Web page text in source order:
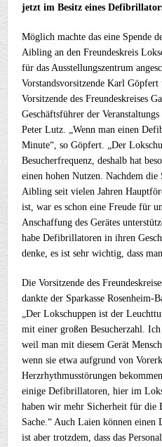
jetzt im Besitz eines
Möglich machte das eine Spende
Aibling an den Freundeskreis
für das Ausstellungszentrum
Vorstandsvorsitzende Karl
Vorsitzende des Freundeskreises
Geschäftsführer der
Peter Lutz. „Wenn man einen
Minute“, so Göpfert. „Der
Besucherfrequenz, deshalb hat
einen hohen Nutzen. Nachdem die
Aibling seit vielen Jahren
ist, war es schon eine Freude für
Anschaffung des Gerätes
habe Defibrillatoren in ihren
denke, es ist sehr wichtig, dass
Die Vorsitzende des
dankte der Sparkasse Rosenheim-
„Der Lokschuppen ist der
mit einer großen Besucherzahl.
weil man mit diesem Gerät
wenn sie etwa aufgrund von
Herzrhythmusstörungen
einige Defibrillatoren, hier im
haben wir mehr Sicherheit für die
Sache.“ Auch Laien können
ist aber trotzdem, dass das